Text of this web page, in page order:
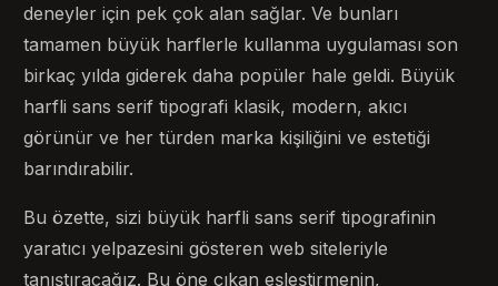
deneyler için pek çok alan sağlar. Ve bunları
tamamen büyük harflerle kullanma uygulaması son
birkaç yılda giderek daha popüler hale geldi. Büyük
harfli sans serif tipografi klasik, modern, akıcı
görünür ve her türden marka kişiliğini ve estetiği
barındırabilir.
Bu özette, sizi büyük harfli sans serif tipografinin
yaratıcı yelpazesini gösteren web siteleriyle
tanıştıracağız. Bu öne çıkan eşleştirmenin,